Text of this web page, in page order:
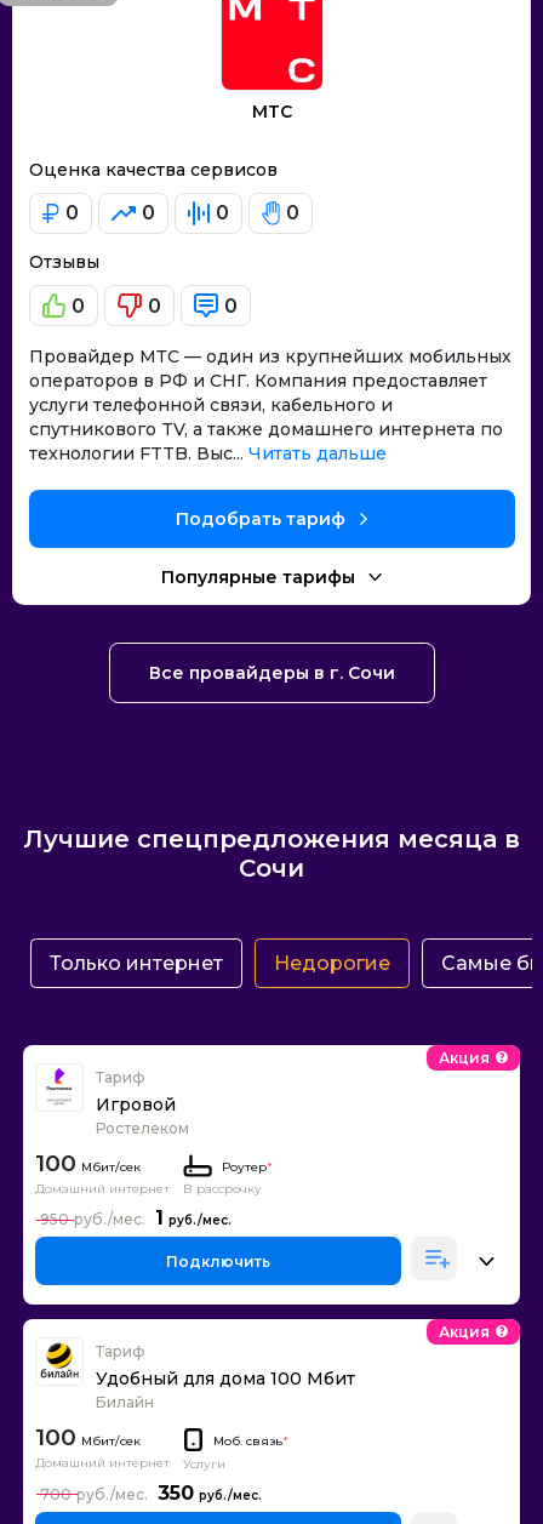
МТС
Оценка качества сервисов
0 0 0 0
Отзывы
0 0 0
Провайдер МТС — один из крупнейших мобильных
операторов в РФ и СНГ. Компания предоставляет
услуги телефонной связи, кабельного и
спутникового TV, а также домашнего интернета по
технологии FTTB. Выс... Читать дальше
Подобрать тариф
Популярные тарифы
Все провайдеры в г. Сочи
Лучшие спецпредложения месяца в
Сочи
Только интернет Недорогие Самые
Тариф
Игровой
Ростелеком
Акция
100
Домашний интернет
Роутер*
В рассрочку
1
950
Подключить
Тариф
Удобный для дома 100 Мбит
Билайн
Акция
100
Домашний интернет
Моб. связь*
Услуги
350
700